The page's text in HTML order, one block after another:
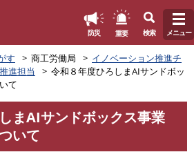
防災 重要 検索 メニュー
す 商工労働局
イノベーション推進チ
進担当
令和８年度ひろしまAIサンドボッ
て
まAIサンドボックス事業
いて